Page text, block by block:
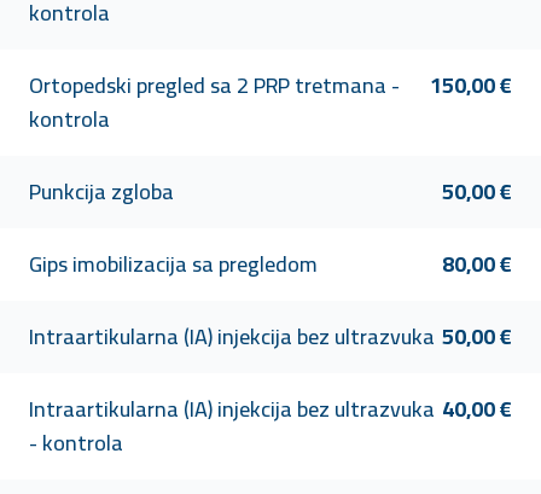
kontrola
Ortopedski pregled sa 2 PRP tretmana -
kontrola
150,00 €
Punkcija zgloba
50,00 €
Gips imobilizacija sa pregledom
80,00 €
Intraartikularna (IA) injekcija bez ultrazvuka 50,00 €
Intraartikularna (IA) injekcija bez ultrazvuka
- kontrola
40,00 €